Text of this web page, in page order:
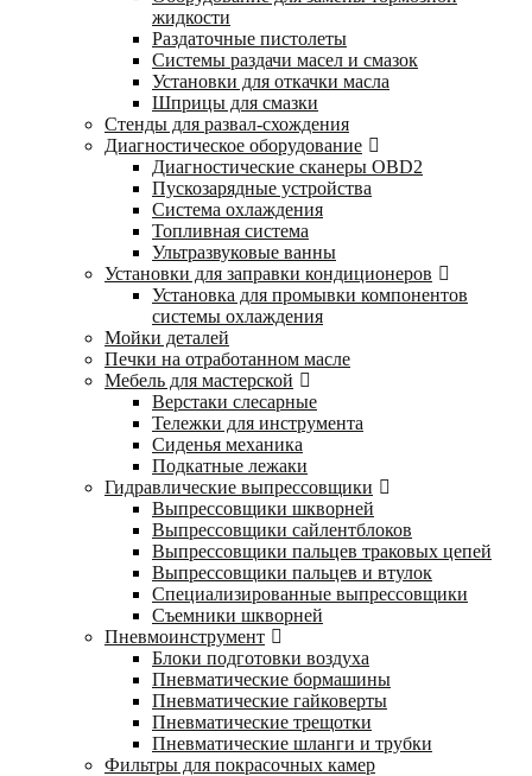
жидкости
Раздаточные пистолеты
Системы раздачи масел и смазок
Установки для откачки масла
Шприцы для смазки
Стенды для развал-схождения
Диагностическое оборудование
Диагностические сканеры OBD2
Пускозарядные устройства
Система охлаждения
Топливная система
Ультразвуковые ванны
Установки для заправки кондиционеров
Установка для промывки компонентов
системы охлаждения
Мойки деталей
Печки на отработанном масле
Мебель для мастерской
Верстаки слесарные
Тележки для инструмента
Сиденья механика
Подкатные лежаки
Гидравлические выпрессовщики
Выпрессовщики шкворней
Выпрессовщики сайлентблоков
Выпрессовщики пальцев траковых цепей
Выпрессовщики пальцев и втулок
Специализированные выпрессовщики
Cъемники шкворней
Пневмоинструмент
Блоки подготовки воздуха
Пневматические бормашины
Пневматические гайковерты
Пневматические трещотки
Пневматические шланги и трубки
Фильтры для покрасочных камер